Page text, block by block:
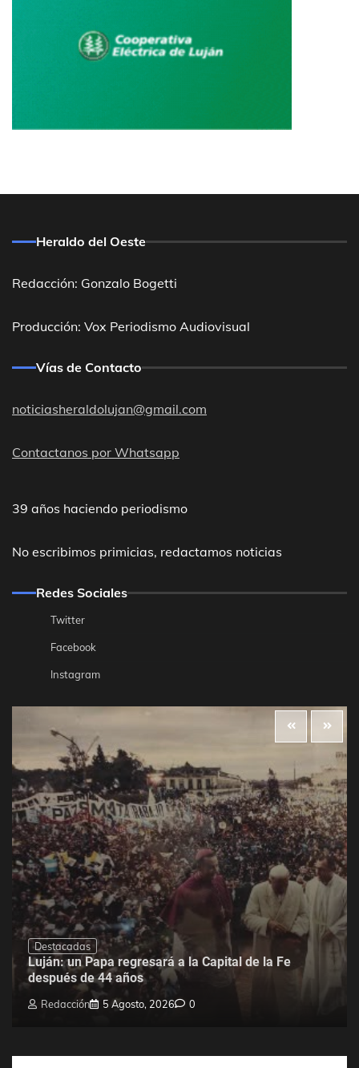
Heraldo del Oeste
Redacción: Gonzalo Bogetti
Producción: Vox Periodismo Audiovisual
Vías de Contacto
noticiasheraldolujan@gmail.com
Contactanos por Whatsapp
39 años haciendo periodismo
No escribimos primicias, redactamos noticias
Redes Sociales
Twitter
Facebook
Instagram
Destacadas
Luján: un Papa regresará a la Capital de la Fe
después de 44 años
Redacción 5 Agosto, 2026 0